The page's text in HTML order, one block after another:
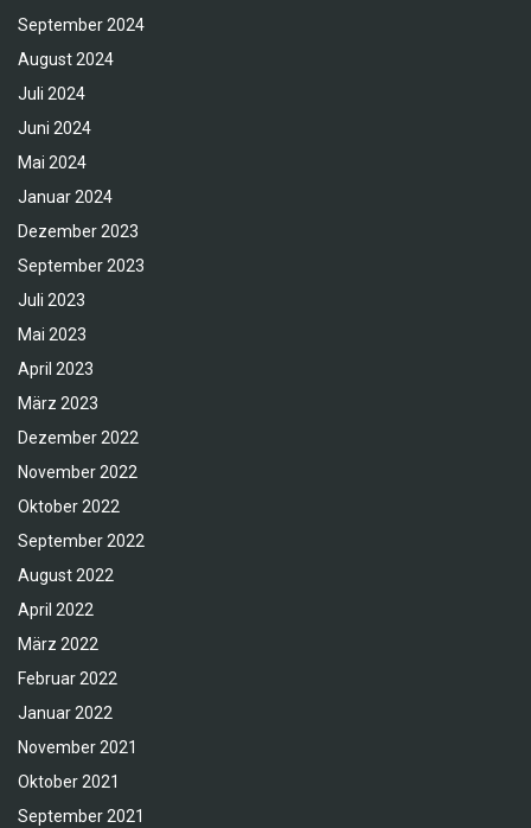
September 2024
August 2024
Juli 2024
Juni 2024
Mai 2024
Januar 2024
Dezember 2023
September 2023
Juli 2023
Mai 2023
April 2023
März 2023
Dezember 2022
November 2022
Oktober 2022
September 2022
August 2022
April 2022
März 2022
Februar 2022
Januar 2022
November 2021
Oktober 2021
September 2021